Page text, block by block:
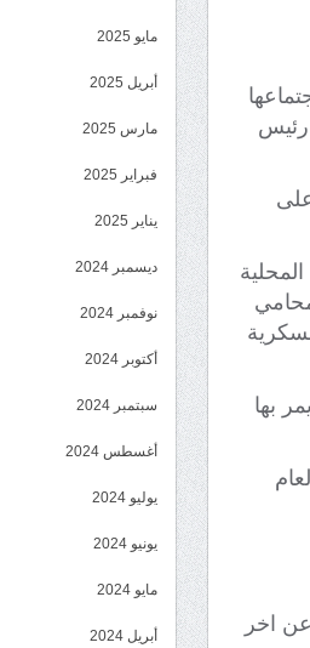
الوعل رئيس
بها
عن اخر
مايو 2025
أبريل 2025
مارس 2025
فبراير 2025
يناير 2025
ديسمبر 2024
نوفمبر 2024
أكتوبر 2024
سبتمبر 2024
أغسطس 2024
يوليو 2024
يونيو 2024
مايو 2024
أبريل 2024